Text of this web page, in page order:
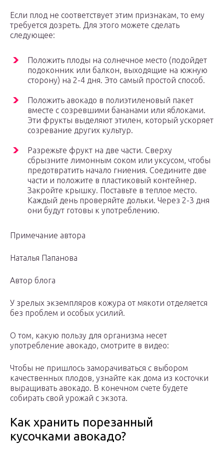
Если плод не соответствует этим признакам, то ему
требуется дозреть. Для этого можете сделать
следующее:
Положить плоды на солнечное место (подойдет
подоконник или балкон, выходящие на южную
сторону) на 2-4 дня. Это самый простой способ.
Положить авокадо в полиэтиленовый пакет
вместе с созревшими бананами или яблоками.
Эти фрукты выделяют этилен, который ускоряет
созревание других культур.
Разрежьте фрукт на две части. Сверху
сбрызните лимонным соком или уксусом, чтобы
предотвратить начало гниения. Соедините две
части и положите в пластиковый контейнер.
Закройте крышку. Поставьте в теплое место.
Каждый день проверяйте дольки. Через 2-3 дня
они будут готовы к употреблению.
Примечание автора
Наталья Папанова
Автор блога
У зрелых экземпляров кожура от мякоти отделяется
без проблем и особых усилий.
О том, какую пользу для организма несет
употребление авокадо, смотрите в видео:
Чтобы не пришлось заморачиваться с выбором
качественных плодов, узнайте как дома из косточки
выращивать авокадо. В конечном счете будете
собирать свой урожай с экзота.
Как хранить порезанный
кусочками авокадо?